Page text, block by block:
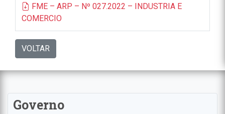
FME – ARP – Nº 027.2022 – INDUSTRIA E
COMERCIO
VOLTAR
Governo